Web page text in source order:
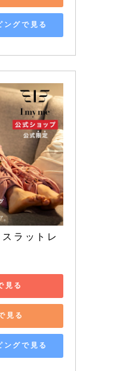
グで見る
ラットレ
見る
見る
グで見る